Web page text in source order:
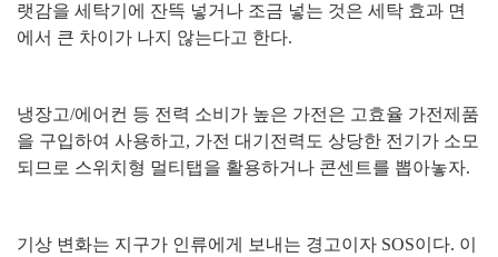
랫감을 세탁기에 잔뜩 넣거나 조금 넣는 것은 세탁 효과 면
에서 큰 차이가 나지 않는다고 한다.
냉장고/에어컨 등 전력 소비가 높은 가전은 고효율 가전제품
을 구입하여 사용하고, 가전 대기전력도 상당한 전기가 소모
되므로 스위치형 멀티탭을 활용하거나 콘센트를 뽑아놓자.
기상 변화는 지구가 인류에게 보내는 경고이자 SOS이다. 이